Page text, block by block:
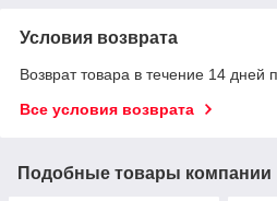
Условия возврата
Возврат товара в течение 14 дней
Все условия возврата
Подобные товары компании